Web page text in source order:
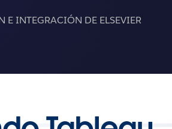
E INTEGRACIÓN DE ELSEVIER